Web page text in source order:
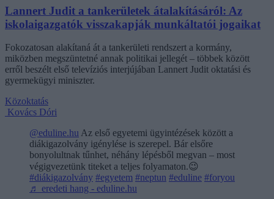
Lannert Judit a tankerületek átalakításáról: Az
iskolaigazgatók visszakapják munkáltatói jogaikat
Fokozatosan alakítaná át a tankerületi rendszert a kormány,
miközben megszüntetné annak politikai jellegét – többek között
erről beszélt első televíziós interjújában Lannert Judit oktatási és
gyermekügyi miniszter.
Közoktatás
Kovács Dóri
@eduline.hu Az első egyetemi ügyintézések között a
diákigazolvány igénylése is szerepel. Bár elsőre
bonyolultnak tűnhet, néhány lépésből megvan – most
végigvezetünk titeket a teljes folyamaton.😉
#diákigazolvány #egyetem #neptun #eduline #foryou
♬ eredeti hang - eduline.hu